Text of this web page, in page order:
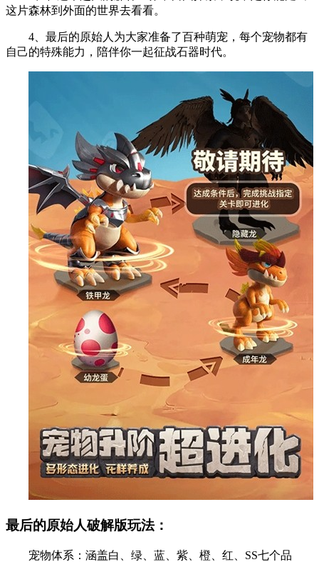
这片森林到外面的世界去看看。
4、最后的原始人为大家准备了百种萌宠，每个宠物都有
自己的特殊能力，陪伴你一起征战石器时代。
最后的原始人破解版玩法：
宠物体系：涵盖白、绿、蓝、紫、橙、红、SS七个品